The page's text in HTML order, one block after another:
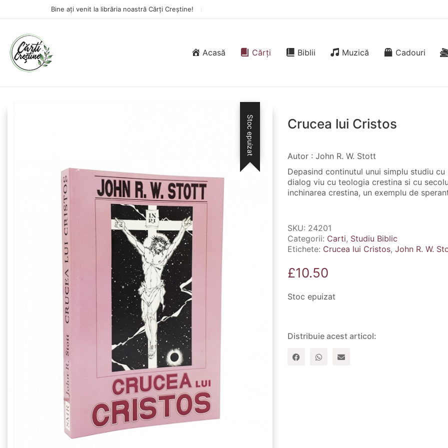
Bine ați venit la librăria noastră Cărți Creștine!
Acasă Cărți Biblii Muzică Cadouri
Stoc epuizat Crucea lui Cristos
Autor : John R. W. Stott
Depasind continutul unui simplu studiu
dialog viu cu teologia crestina si cu
inchinarea crestina, un exemplu de
SKU: 24201
Categorii: Carti, Studiu Biblic
Etichete: Crucea lui Cristos, John R. W.
£10.50
Stoc epuizat
Distribuie acest articol: